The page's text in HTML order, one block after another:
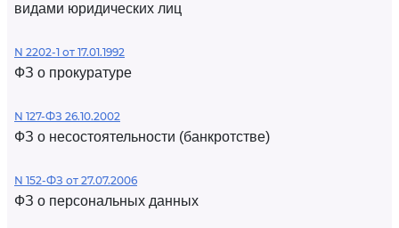
видами юридических лиц
N 2202-1 от 17.01.1992
ФЗ о прокуратуре
N 127-ФЗ 26.10.2002
ФЗ о несостоятельности (банкротстве)
N 152-ФЗ от 27.07.2006
ФЗ о персональных данных